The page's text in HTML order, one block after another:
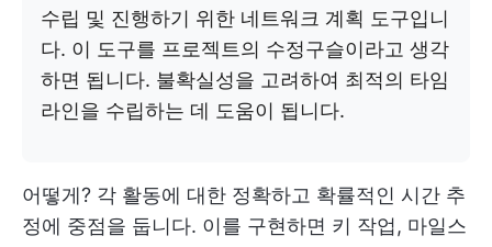
수립 및 진행하기 위한 네트워크 계획 도구입니
다. 이 도구를 프로젝트의 수정구슬이라고 생각
하면 됩니다. 불확실성을 고려하여 최적의 타임
라인을 수립하는 데 도움이 됩니다.
어떻게? 각 활동에 대한 정확하고 확률적인 시간 추
정에 중점을 둡니다. 이를 구현하면 키 작업, 마일스